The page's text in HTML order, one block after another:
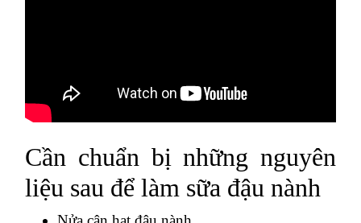
Cần chuẩn bị những nguyên
liệu sau để làm sữa đậu nành